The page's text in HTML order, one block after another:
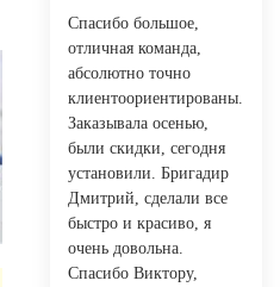
Спасибо большое,
отличная команда,
абсолютно точно
клиентоориентированы.
Заказывала осенью,
были скидки, сегодня
установили. Бригадир
Дмитрий, сделали все
быстро и красиво, я
очень довольна.
Спасибо Виктору,